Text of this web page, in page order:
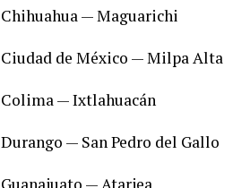
Chihuahua — Maguarichi
Ciudad de México — Milpa Alta
Colima — Ixtlahuacán
Durango — San Pedro del Gallo
Guanajuato — Atarjea